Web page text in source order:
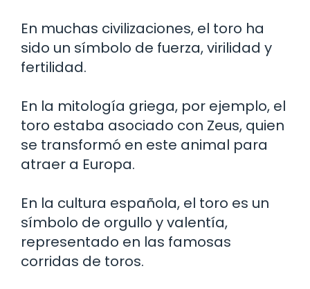
En muchas civilizaciones, el toro ha
sido un símbolo de fuerza, virilidad y
fertilidad.
En la mitología griega, por ejemplo, el
toro estaba asociado con Zeus, quien
se transformó en este animal para
atraer a Europa.
En la cultura española, el toro es un
símbolo de orgullo y valentía,
representado en las famosas
corridas de toros.